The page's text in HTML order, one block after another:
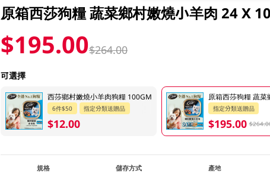
原箱西莎狗糧 蔬菜鄉村嫩燒小羊肉 24 X
$195.00$264.00
可選擇
西莎鄉村嫩燒小羊肉狗糧 100GM
6件$50 指定分類送贈品
$12.00
原箱西莎狗糧 蔬
指定分類送贈品
$195.00
規格
儲存方式
產地